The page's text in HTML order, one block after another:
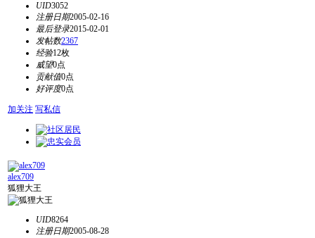
UID3052
注册日期2005-02-16
最后登录2015-02-01
发帖数2367
经验12枚
威望0点
贡献值0点
好评度0点
加关注 写私信
alex709
狐狸大王
UID8264
注册日期2005-08-28